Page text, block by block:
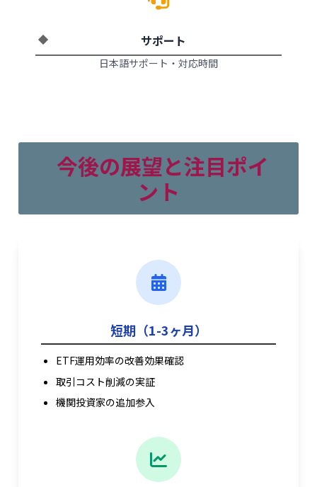
サポート
日本語サポート・対応時間
今後の展望と注目ポイ
ント
短期（1-3ヶ月）
ETF運用効率の改善効果確認
取引コスト削減の実証
機関投資家の追加参入